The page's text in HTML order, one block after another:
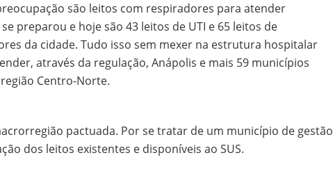
são leitos com respiradores para atender
preparou e hoje são 43 leitos de UTI e 65 leitos de
da cidade. Tudo isso sem mexer na estrutura hospitalar
através da regulação, Anápolis e mais 59 municípios
Centro-Norte.
pactuada. Por se tratar de um município de gestão
dos leitos existentes e disponíveis ao SUS.